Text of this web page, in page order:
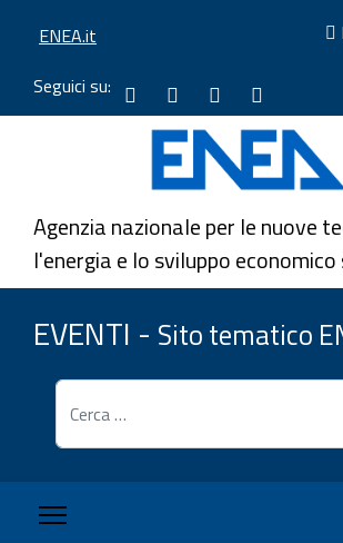
Vai
Vai
al
contenuto
ENEA.it
Seguici su:
Facebook
ENEA
ENEA
EVENTI
-
You
tube
Eventi
ENEA
LINKEDIN
-
ENEA
Instagram
-
ENEA
Agenzia nazionale per le nuove
l'energia e lo sviluppo
EVENTI - Sito tematico
Cerca